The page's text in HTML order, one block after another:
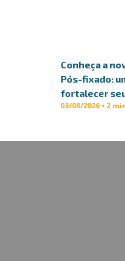
Conheça a
Pós-fixado:
fortalecer
03/08/2026 • 2